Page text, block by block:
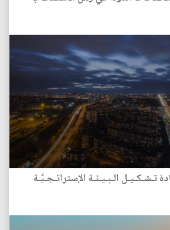
تـشـكـيـل الـبـيـئـة الإستراتـجـيَّـة